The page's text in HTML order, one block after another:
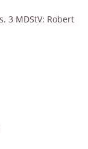
3 MDStV: Robert